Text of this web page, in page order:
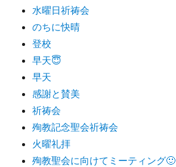
水曜日祈祷会
のちに快晴
登校
早天😇
早天
感謝と賛美
祈祷会
殉教記念聖会祈祷会
火曜礼拝
殉教聖会に向けてミーティング🙂